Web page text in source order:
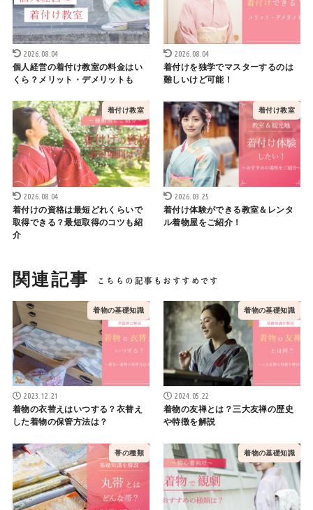
2026.08.04
個人経営の着付け教室の料金はい
くら？メリット・デメリットも
2026.08.04
着付けを独学でマスターするのは
難しいけど可能！
着付け教室
2026.08.04
着付けの資格は最短どれくらいで
取得できる？最短取得のコツも紹
介
着付け教室
2026.03.25
着付け体験ができる教室＆レンタ
ル着物屋をご紹介！
関連記事
着物の基礎知識
2023.12.21
着物の衣替えはいつする？衣替え
した着物の保管方法は？
着物の基礎知識
2024.05.22
着物の友禅とは？三大友禅の歴史
や特徴を解説
帯の種類 着物の基礎知識